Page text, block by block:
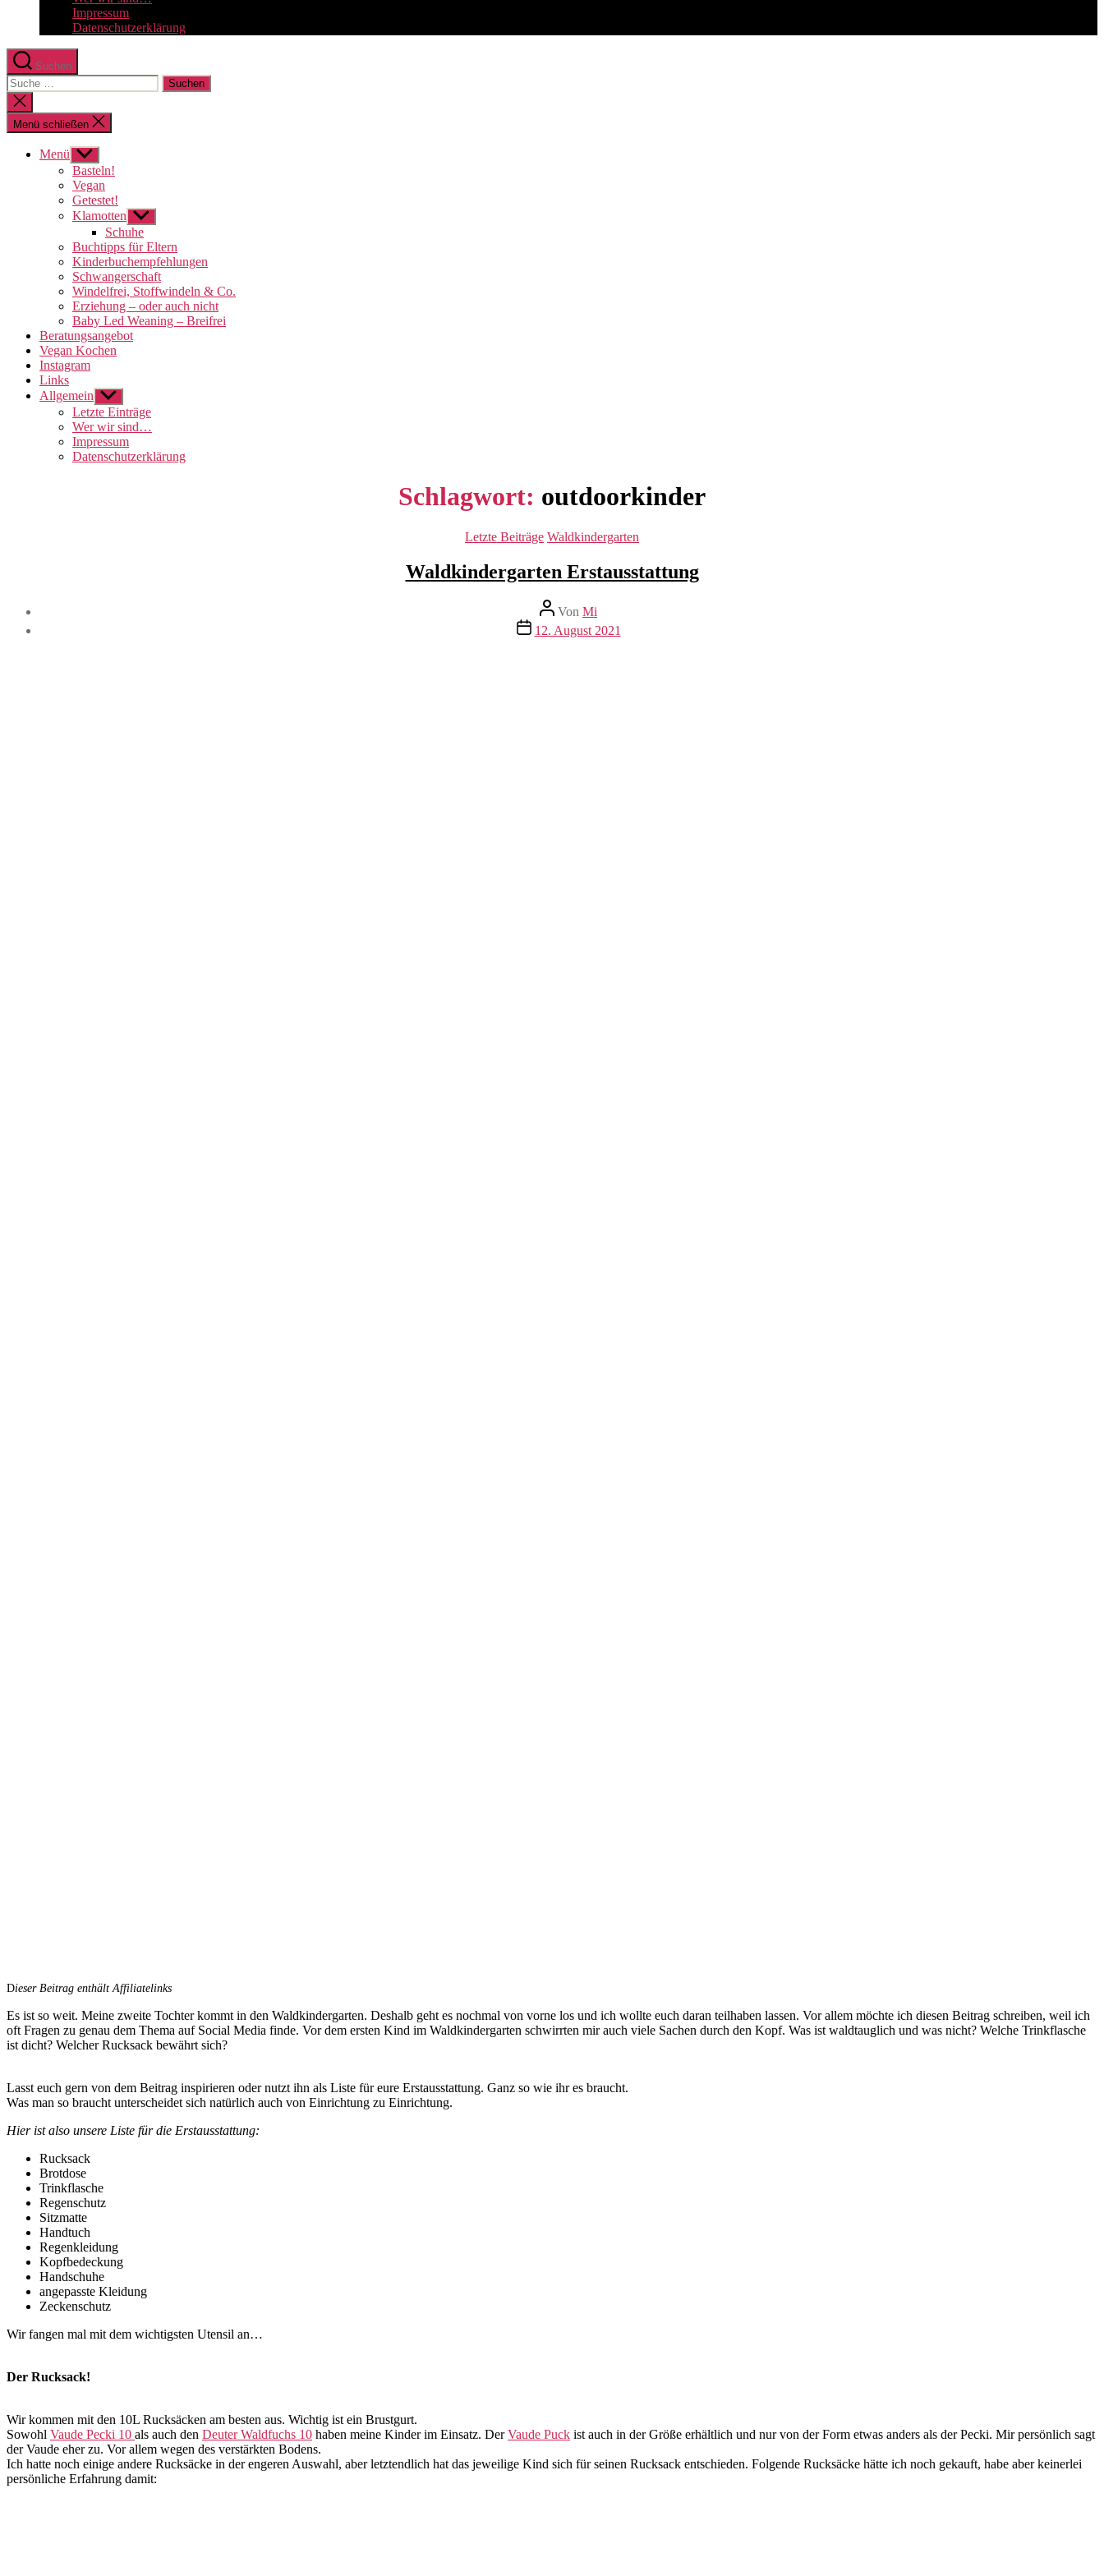
Impressum
Datenschutzerklärung
Suchen
Suche
nach:
Suche
schließen
Menü schließen
Menü Untermenü
anzeigen
Basteln!
Vegan
Getestet!
Klamotten Untermenü
anzeigen
Schuhe
Buchtipps für Eltern
Kinderbuchempfehlungen
Schwangerschaft
Windelfrei, Stoffwindeln & Co.
Erziehung – oder auch nicht
Baby Led Weaning – Breifrei
Beratungsangebot
Vegan Kochen
Instagram
Links
Allgemein Untermenü
anzeigen
Letzte Einträge
Wer wir sind…
Impressum
Datenschutzerklärung
Schlagwort: outdoorkinder
Kategorien
Letzte Beiträge Waldkindergarten
Waldkindergarten Erstausstattung
Beitragsautor
Von Mi
Beitragsdatum
12. August 2021
Dieser Beitrag enthält Affiliatelinks
Es ist so weit. Meine zweite Tochter kommt in den Waldkindergarten. Deshalb geht es nochmal von vorne los und ich wollte euch daran teilhaben lassen. Vor allem möchte ich diesen Beitrag schreiben, weil ich
oft Fragen zu genau dem Thema auf Social Media finde. Vor dem ersten Kind im Waldkindergarten schwirrten mir auch viele Sachen durch den Kopf. Was ist waldtauglich und was nicht? Welche Trinkflasche
ist dicht? Welcher Rucksack bewährt sich?
Lasst euch gern von dem Beitrag inspirieren oder nutzt ihn als Liste für eure Erstausstattung. Ganz so wie ihr es braucht.
Was man so braucht unterscheidet sich natürlich auch von Einrichtung zu Einrichtung.
Hier ist also unsere Liste für die Erstausstattung:
Rucksack
Brotdose
Trinkflasche
Regenschutz
Sitzmatte
Handtuch
Regenkleidung
Kopfbedeckung
Handschuhe
angepasste Kleidung
Zeckenschutz
Wir fangen mal mit dem wichtigsten Utensil an…
Der Rucksack!
Wir kommen mit den 10L Rucksäcken am besten aus. Wichtig ist ein Brustgurt.
Sowohl Vaude Pecki 10 als auch den Deuter Waldfuchs 10 haben meine Kinder im Einsatz. DerVaude Puck ist auch in der Größe erhältlich und nur von der Form etwas anders als der Pecki. Mir persönlich sagt
der Vaude eher zu. Vor allem wegen des verstärkten Bodens.
Ich hatte noch einige andere Rucksäcke in der engeren Auswahl, aber letztendlich hat das jeweilige Kind sich für seinen Rucksack entschieden. Folgende Rucksäcke hätte ich noch gekauft, habe aber keinerlei
persönliche Erfahrung damit: